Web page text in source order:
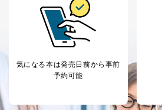
気になる本は発売日前から事前
予約可能